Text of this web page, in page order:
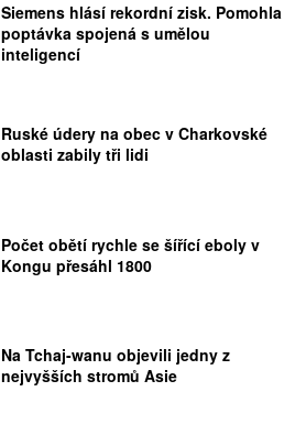
Siemens hlásí rekordní zisk. Pomohla
poptávka spojená s umělou
inteligencí
Ruské údery na obec v Charkovské
oblasti zabily tři lidi
Počet obětí rychle se šířící eboly v
Kongu přesáhl 1800
Na Tchaj-wanu objevili jedny z
nejvyšších stromů Asie